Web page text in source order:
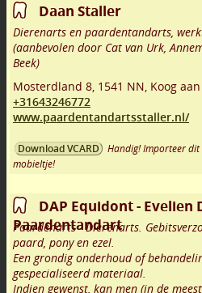
Daan Staller
Dierenarts en paardentandarts,
(aanbevolen door Cat van Urk,
Beek)
Mosterdland 8 1541 NN Koog
+31643246772
www.paardentandartsstaller.nl/
Download VCARD
Handig! Importeer
mobieltje!
DAP Equidont - Evelien
Paardentandart
Paardenarts - Dierenarts.
paard, pony en ezel.
Een grondig onderhoud of
gespecialiseerd materiaal.
Indien gewenst, kan men (in de